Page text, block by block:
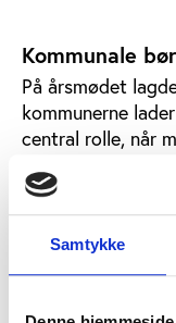
Samtykke
Kommunale
På årsmødet
kommunerne
central rolle, når
kommunale
sundhedsområdet.
”Der har været
og privat
opgaverne kan